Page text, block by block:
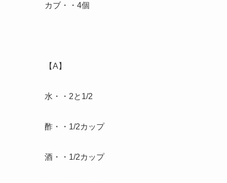
カブ・・4個
【A】
水・・2と1/2
酢・・1/2カップ
酒・・1/2カップ